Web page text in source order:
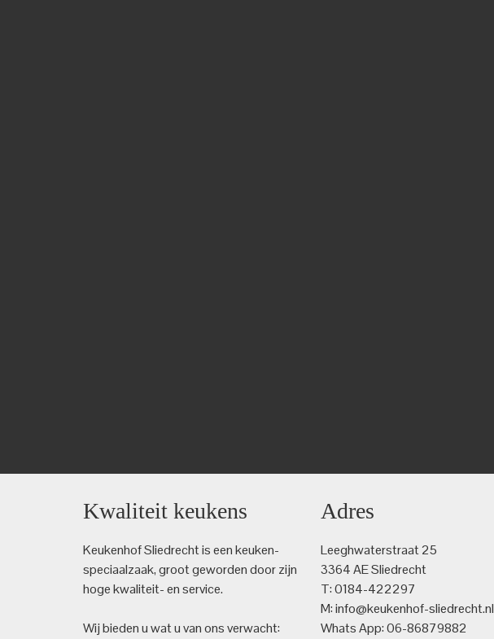
Kwaliteit keukens
Keukenhof Sliedrecht is een keuken­
speciaalzaak, groot geworden door zijn
hoge kwaliteit- en service.
Wij bieden u wat u van ons verwacht:
Adres
Leeghwaterstraat 25
3364 AE Sliedrecht
T: 0184-422297
M: info@keukenhof-sliedrecht.nl
Whats App: 06-86879882